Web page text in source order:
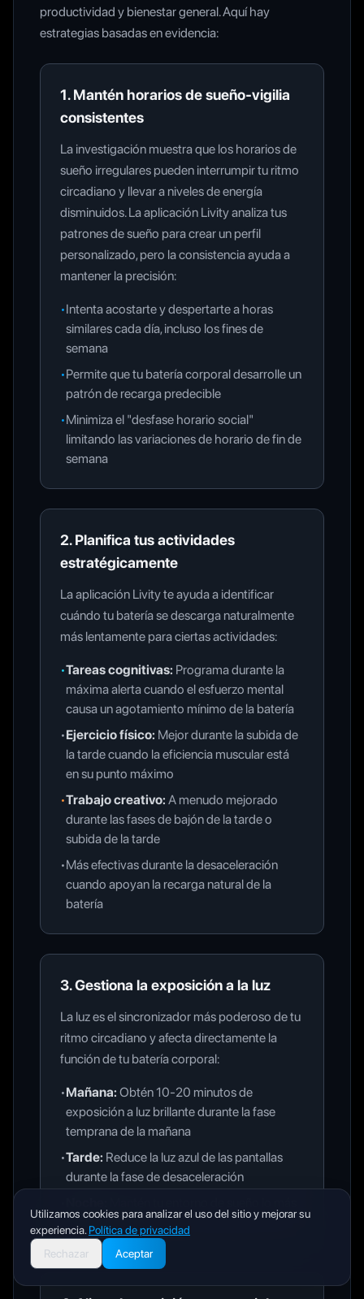
productividad y bienestar general. Aquí hay
estrategias basadas en evidencia:
1. Mantén horarios de sueño-vigilia
consistentes
La investigación muestra que los horarios de
sueño irregulares pueden interrumpir tu ritmo
circadiano y llevar a niveles de energía
disminuidos. La aplicación Livity analiza tus
patrones de sueño para crear un perfil
personalizado, pero la consistencia ayuda a
mantener la precisión:
•Intenta acostarte y despertarte a horas
similares cada día, incluso los fines de
semana
•Permite que tu batería corporal desarrolle un
patrón de recarga predecible
•Minimiza el "desfase horario social"
limitando las variaciones de horario de fin de
semana
2. Planifica tus actividades
estratégicamente
La aplicación Livity te ayuda a identificar
cuándo tu batería se descarga naturalmente
más lentamente para ciertas actividades:
•Tareas cognitivas: Programa durante la
máxima alerta cuando el esfuerzo mental
causa un agotamiento mínimo de la batería
•Ejercicio físico: Mejor durante la subida de
la tarde cuando la eficiencia muscular está
en su punto máximo
•Trabajo creativo: A menudo mejorado
durante las fases de bajón de la tarde o
subida de la tarde
•Más efectivas durante la desaceleración
cuando apoyan la recarga natural de la
batería
3. Gestiona la exposición a la luz
La luz es el sincronizador más poderoso de tu
ritmo circadiano y afecta directamente la
función de tu batería corporal:
•Mañana: Obtén 10-20 minutos de
exposición a luz brillante durante la fase
temprana de la mañana
•Tarde: Reduce la luz azul de las pantallas
durante la fase de desaceleración
oscuro posible
Utilizamos cookies para analizar el uso del sitio y mejorar su
experiencia. Política de privacidad
Rechazar
Aceptar